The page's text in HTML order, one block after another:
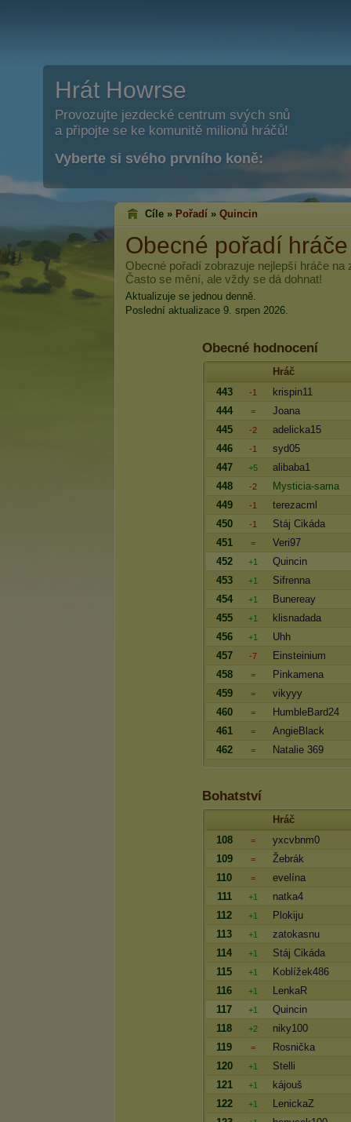
Hrát Howrse
Provozujte jezdecké centrum svých snů
a připojte se ke komunitě milionů hráčů!
Vyberte si svého prvního koně:
Cíle » Pořadí » Quincin
Obecné pořadí
Obecné pořadí zobrazuje nejlepší hráče
Často se mění, ale vždy se dá dohnat!
Aktualizuje se jednou denně.
Poslední aktualizace 9. srpen 2026.
Obecné hodnocení
Hráč
443
-1
krispin11
444
=
Joana
445
-2
adelicka15
446
-1
syd05
447
+5
alibaba1
448
-2
Mysticia-sama
449
-1
terezacml
450
-1
Stáj Cikáda
451
=
Veri97
452
+1
Quincin
453
+1
Sifrenna
454
+1
Bunereay
455
+1
klisnadada
456
+1
Uhh
457
-7
Einsteinium
458
=
Pinkamena
459
=
vikyyy
460
=
HumbleBard24
461
=
AngieBlack
462
= Natalie 369
Bohatství
Hráč
108
=
yxcvbnm0
109
=
Žebrák
110
=
evelína
111
+1
natka4
112
+1
Plokiju
113
+1
zatokasnu
114
+1
Stáj Cikáda
115
+1
Koblížek486
116
+1
LenkaR
117
+1
Quincin
118
+2
niky100
119
=
Rosnička
120
+1
Stelli
121
+1
kájouš
122
+1
LenickaZ